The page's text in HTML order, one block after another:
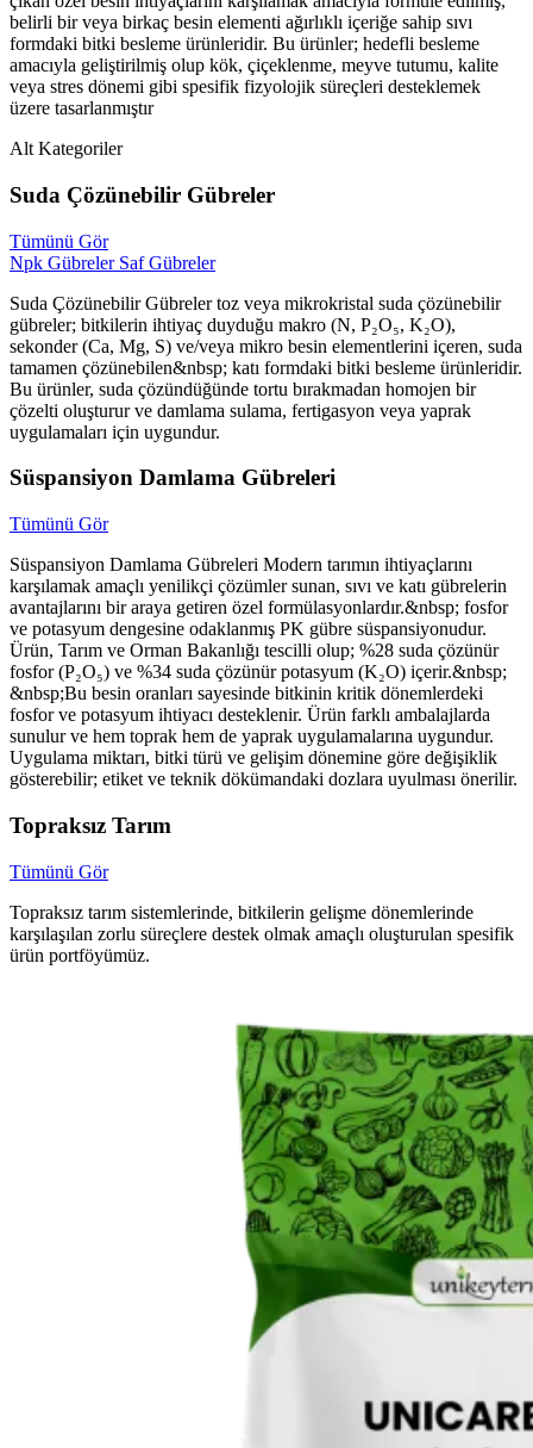
belirli bir veya birkaç besin elementi ağırlıklı içeriğe sahip sıvı
formdaki bitki besleme ürünleridir. Bu ürünler; hedefli besleme
amacıyla geliştirilmiş olup kök, çiçeklenme, meyve tutumu, kalite
veya stres dönemi gibi spesifik fizyolojik süreçleri desteklemek
üzere tasarlanmıştır
Alt Kategoriler
Suda Çözünebilir Gübreler
Tümünü Gör
Npk Gübreler Saf Gübreler
Suda Çözünebilir Gübreler toz veya mikrokristal suda çözünebilir
gübreler; bitkilerin ihtiyaç duyduğu makro (N, P₂O₅, K₂O),
sekonder (Ca, Mg, S) ve/veya mikro besin elementlerini içeren, suda
tamamen çözünebilen&nbsp; katı formdaki bitki besleme ürünleridir.
Bu ürünler, suda çözündüğünde tortu bırakmadan homojen bir
çözelti oluşturur ve damlama sulama, fertigasyon veya yaprak
uygulamaları için uygundur.
Süspansiyon Damlama Gübreleri
Tümünü Gör
Süspansiyon Damlama Gübreleri Modern tarımın ihtiyaçlarını
karşılamak amaçlı yenilikçi çözümler sunan, sıvı ve katı gübrelerin
avantajlarını bir araya getiren özel formülasyonlardır.&nbsp; fosfor
ve potasyum dengesine odaklanmış PK gübre süspansiyonudur.
Ürün, Tarım ve Orman Bakanlığı tescilli olup; %28 suda çözünür
fosfor (P₂O₅) ve %34 suda çözünür potasyum (K₂O) içerir.&nbsp;
&nbsp;Bu besin oranları sayesinde bitkinin kritik dönemlerdeki
fosfor ve potasyum ihtiyacı desteklenir. Ürün farklı ambalajlarda
sunulur ve hem toprak hem de yaprak uygulamalarına uygundur.
Uygulama miktarı, bitki türü ve gelişim dönemine göre değişiklik
gösterebilir; etiket ve teknik dökümandaki dozlara uyulması önerilir.
Topraksız Tarım
Tümünü Gör
Topraksız tarım sistemlerinde, bitkilerin gelişme dönemlerinde
karşılaşılan zorlu süreçlere destek olmak amaçlı oluşturulan spesifik
ürün portföyümüz.